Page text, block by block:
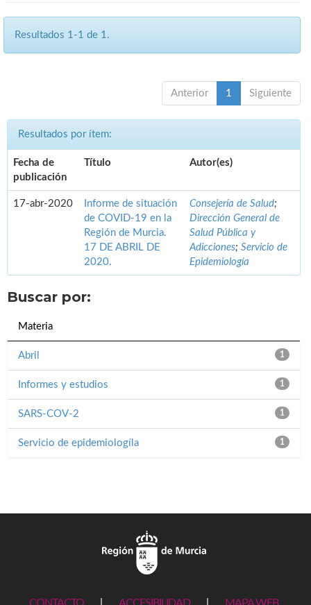
Resultados 1-1 de 1.
Anterior 1 Siguiente
Resultados por ítem:
Fecha de
publicación
Título Autor(es)
17-abr-2020
Informe de situación
de COVID-19 en la
Región de Murcia.
17 DE ABRIL DE
2020.
Consejería de Salud;
Dirección General de
Salud Pública y
Adicciones; Servicio de
Epidemiología
Buscar por:
Materia
1
Abril
1
Informes y estudios
1
SARS-COV-2
1
Servicio de epidemiologíla